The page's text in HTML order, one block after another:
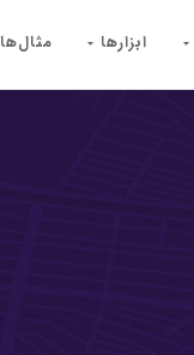
ابزارها مثال‌ها